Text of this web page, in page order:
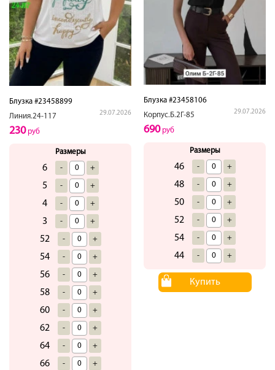
Блузка #23458899
Линия.24-117
29.07.2026
230руб
Размеры
6 - +
5 - +
4 - +
3 - +
52 - +
54 - +
56 - +
58 - +
60 - +
62 - +
64 - +
66 - +
Блузка #23458106
Корпус.Б.2Г-85
29.07.2026
690руб
Размеры
46 - +
48 - +
50 - +
52 - +
54 - +
44 - +
Купить